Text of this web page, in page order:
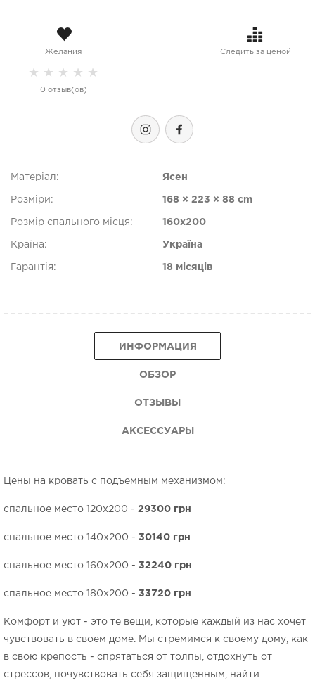
Желания Следить за ценой
★ ★ ★ ★ ★
0 отзыв(ов)
Матеріал: Ясен
Розміри: 168 × 223 × 88 cm
Розмір спального місця: 160х200
Країна: Україна
Гарантія: 18 місяців
ИНФОРМАЦИЯ
ОБЗОР
ОТЗЫВЫ
АКСЕССУАРЫ
Цены на кровать с подъемным механизмом:
спальное место 120х200 - 29300 грн
спальное место 140х200 - 30140 грн
спальное место 160х200 - 32240 грн
спальное место 180х200 - 33720 грн
Комфорт и уют - это те вещи, которые каждый из нас хочет
чувствовать в своем доме. Мы стремимся к своему дому, как
в свою крепость - спрятаться от толпы, отдохнуть от
стрессов, почувствовать себя защищенным, найти